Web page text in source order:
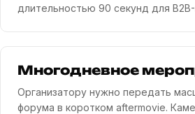
длительностью 90 секунд для
Многодневное
Организатору нужно передать
форума в коротком aftermovie.